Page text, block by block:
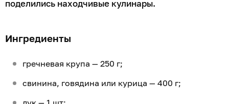
поделились находчивые кулинары.
Ингредиенты
гречневая крупа — 250 г;
свинина, говядина или курица — 400 г;